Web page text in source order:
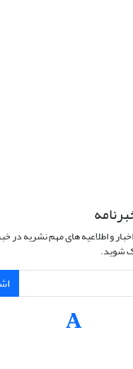
و اطلاعیه های مهم نشریه در
شوید.